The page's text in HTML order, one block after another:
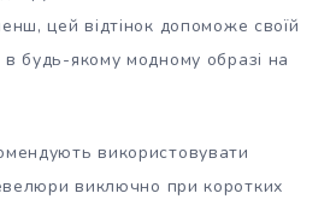
цей відтінок допоможе своїй
в будь-якому модному образі на
використовувати
виключно при коротких